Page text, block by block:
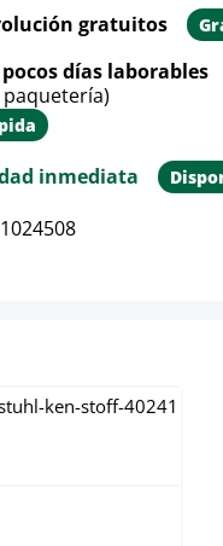
gratuitos
días laborables
inmediata
sobre el producto